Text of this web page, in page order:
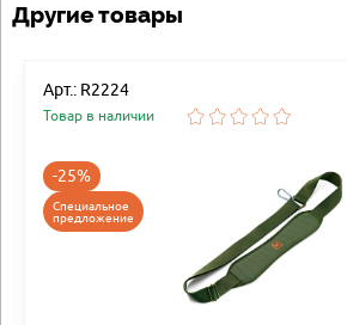
Другие товары
Арт.: R2224
Товар в наличии
-25%
Специальное
предложение